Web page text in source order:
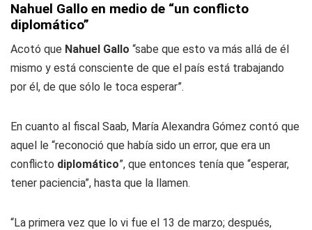
Nahuel Gallo en medio de “un conflicto
diplomático”
Acotó que Nahuel Gallo “sabe que esto va más allá de él
mismo y está consciente de que el país está trabajando
por él, de que sólo le toca esperar”.
En cuanto al fiscal Saab, María Alexandra Gómez contó que
aquel le “reconoció que había sido un error, que era un
conflicto diplomático”, que entonces tenía que “esperar,
tener paciencia”, hasta que la llamen.
“La primera vez que lo vi fue el 13 de marzo; después,